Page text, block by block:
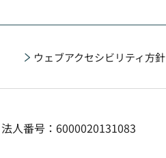
ウェブアクセシビリティ方針
法人番号：6000020131083